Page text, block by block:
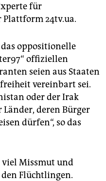
für
24tv.ua.
oppositionelle
offiziellen
seien aus Staaten
vereinbart sei.
oder der Irak
deren Bürger
dürfen“, so das
viel Missmut und
Flüchtlingen.